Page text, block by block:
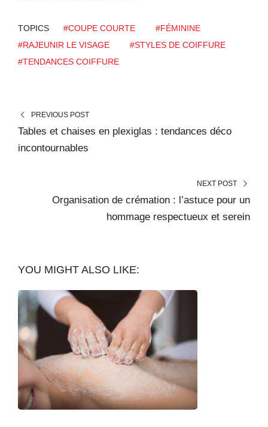
TOPICS #COUPE COURTE
#FÉMININE
#RAJEUNIR LE VISAGE
#STYLES DE COIFFURE
#TENDANCES COIFFURE
PREVIOUS POST
Tables et chaises en plexiglas : tendances déco
incontournables
NEXT POST
Organisation de crémation : l’astuce pour un
hommage respectueux et serein
YOU MIGHT ALSO LIKE: